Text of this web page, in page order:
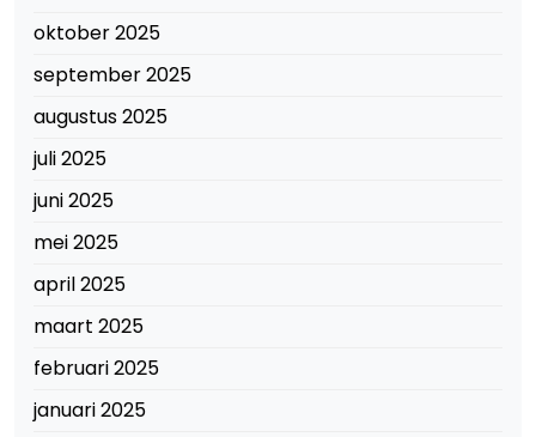
oktober 2025
september 2025
augustus 2025
juli 2025
juni 2025
mei 2025
april 2025
maart 2025
februari 2025
januari 2025